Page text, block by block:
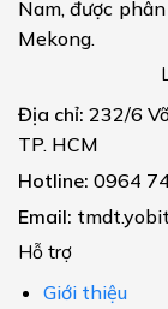
Nam, được
Mekong.
Địa chỉ: 232/6
TP. HCM
Hotline: 0964
Email:
Hỗ trợ
Giới thiệu